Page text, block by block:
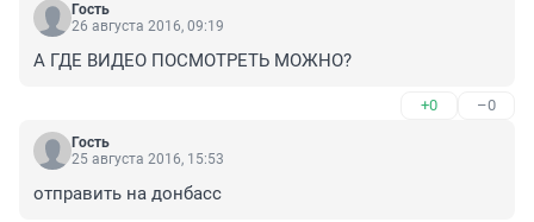
Гость
26 августа 2016, 09:19
А ГДЕ ВИДЕО ПОСМОТРЕТЬ МОЖНО?
+0 –0
Гость
25 августа 2016, 15:53
отправить на донбасс